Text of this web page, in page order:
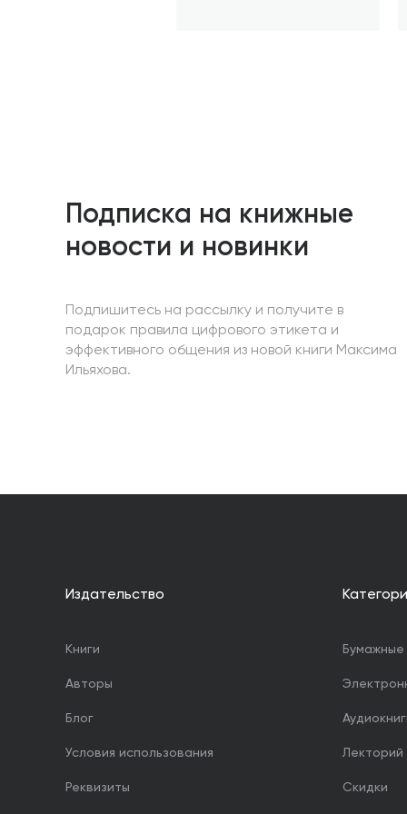
Подписка на книжные
новости и новинки
Подпишитесь на рассылку и получите в
подарок правила цифрового этикета и
эффективного общения из новой книги Максима
Ильяхова.
Издательство
Книги
Авторы
Блог
Условия использования
Реквизиты
Бумажные
Лекторий
Скидки